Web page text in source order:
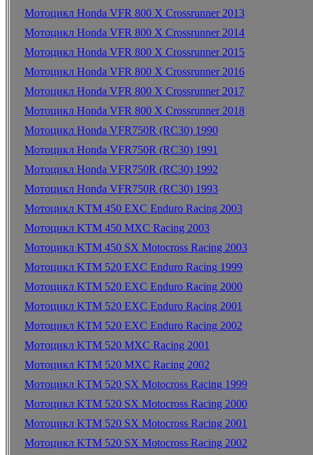
Мотоцикл Honda VFR 800 X Crossrunner 2013
Мотоцикл Honda VFR 800 X Crossrunner 2014
Мотоцикл Honda VFR 800 X Crossrunner 2015
Мотоцикл Honda VFR 800 X Crossrunner 2016
Мотоцикл Honda VFR 800 X Crossrunner 2017
Мотоцикл Honda VFR 800 X Crossrunner 2018
Мотоцикл Honda VFR750R (RC30) 1990
Мотоцикл Honda VFR750R (RC30) 1991
Мотоцикл Honda VFR750R (RC30) 1992
Мотоцикл Honda VFR750R (RC30) 1993
Мотоцикл KTM 450 EXC Enduro Racing 2003
Мотоцикл KTM 450 MXC Racing 2003
Мотоцикл KTM 450 SX Motocross Racing 2003
Мотоцикл KTM 520 EXC Enduro Racing 1999
Мотоцикл KTM 520 EXC Enduro Racing 2000
Мотоцикл KTM 520 EXC Enduro Racing 2001
Мотоцикл KTM 520 EXC Enduro Racing 2002
Мотоцикл KTM 520 MXC Racing 2001
Мотоцикл KTM 520 MXC Racing 2002
Мотоцикл KTM 520 SX Motocross Racing 1999
Мотоцикл KTM 520 SX Motocross Racing 2000
Мотоцикл KTM 520 SX Motocross Racing 2001
Мотоцикл KTM 520 SX Motocross Racing 2002